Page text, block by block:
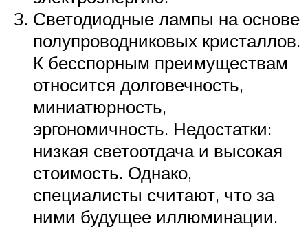
Светодиодные лампы на основе
полупроводниковых кристаллов.
К бесспорным преимуществам
относится долговечность,
миниатюрность,
эргономичность. Недостатки:
низкая светоотдача и высокая
стоимость. Однако,
специалисты считают, что за
ними будущее иллюминации.